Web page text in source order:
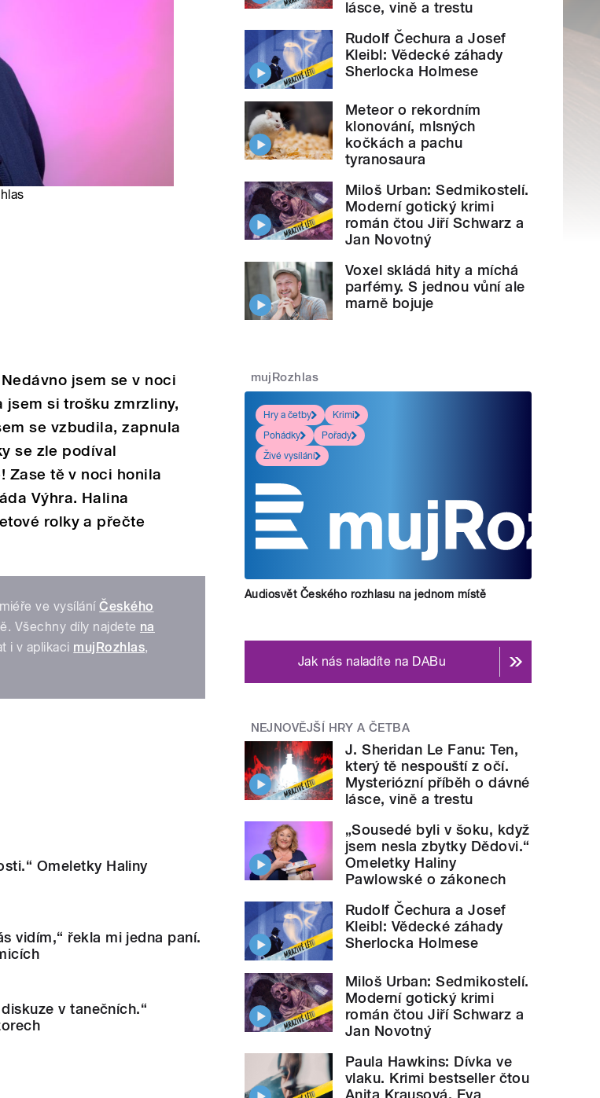
jsem se v noci
si trošku zmrzliny,
se vzbudila, zapnula
se zle podíval
Zase tě v noci honila
Výhra. Halina
rolky a přečte
ve vysíláníČeského
Všechny díly najdete na
i v aplikaci mujRozhlas,
Omeletky Haliny
vidím,“ řekla mi jedna paní.
v tanečních.“
lásce, vině a trestu
Rudolf Čechura a Josef
Kleibl: Vědecké záhady
Sherlocka Holmese
Meteor o rekordním
klonování, mlsných
kočkách a pachu
tyranosaura
Miloš Urban: Sedmikostelí.
Moderní gotický krimi
román čtou Jiří Schwarz a
Jan Novotný
Voxel skládá hity a míchá
parfémy. S jednou vůní ale
marně bojuje
mujRozhlas
Hry a četby
Krimi
Pohádky
Pořady
Živé vysílání
Audiosvět Českého rozhlasu na jednom místě
Jak nás naladíte na DABu
NEJNOVĚJŠÍ HRY A ČETBA
J. Sheridan Le Fanu: Ten,
který tě nespouští z očí.
Mysteriózní příběh o dávné
lásce, vině a trestu
„Sousedé byli v šoku, když
jsem nesla zbytky Dědovi.“
Omeletky Haliny
Pawlowské o zákonech
Rudolf Čechura a Josef
Kleibl: Vědecké záhady
Sherlocka Holmese
Miloš Urban: Sedmikostelí.
Moderní gotický krimi
román čtou Jiří Schwarz a
Jan Novotný
Paula Hawkins: Dívka ve
vlaku. Krimi bestseller čtou
Anita Krausová, Eva